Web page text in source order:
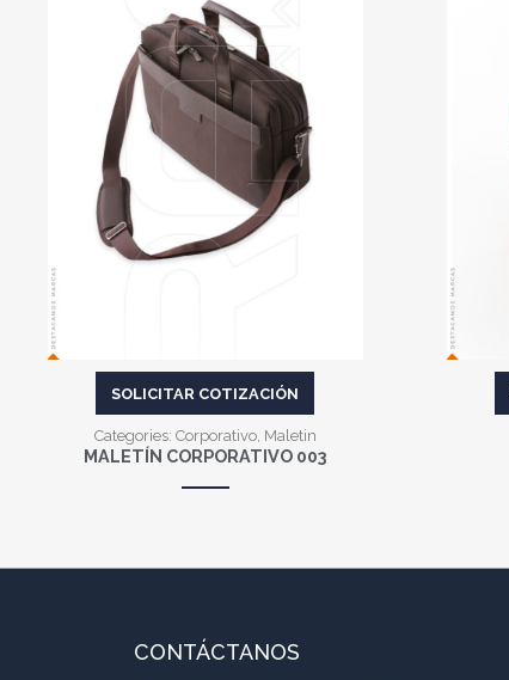
SOLICITAR COTIZACIÓN
Categories: Corporativo, Maletin
MALETÍN CORPORATIVO 003
CONTÁCTANOS